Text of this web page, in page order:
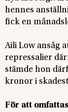
hennes
fick en
Aili Low ansåg
repressalier
stämde hon
kronor i
För att omfattas